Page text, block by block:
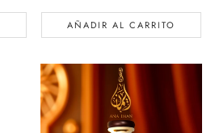
AÑADIR AL CARRITO